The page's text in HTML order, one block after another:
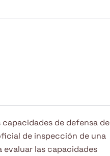
de defensa de
de inspección de una
evaluar las capacidades